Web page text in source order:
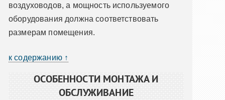
воздуховодов, а мощность используемого
оборудования должна соответствовать
размерам помещения.
к содержанию ↑
ОСОБЕННОСТИ МОНТАЖА И
ОБСЛУЖИВАНИЕ